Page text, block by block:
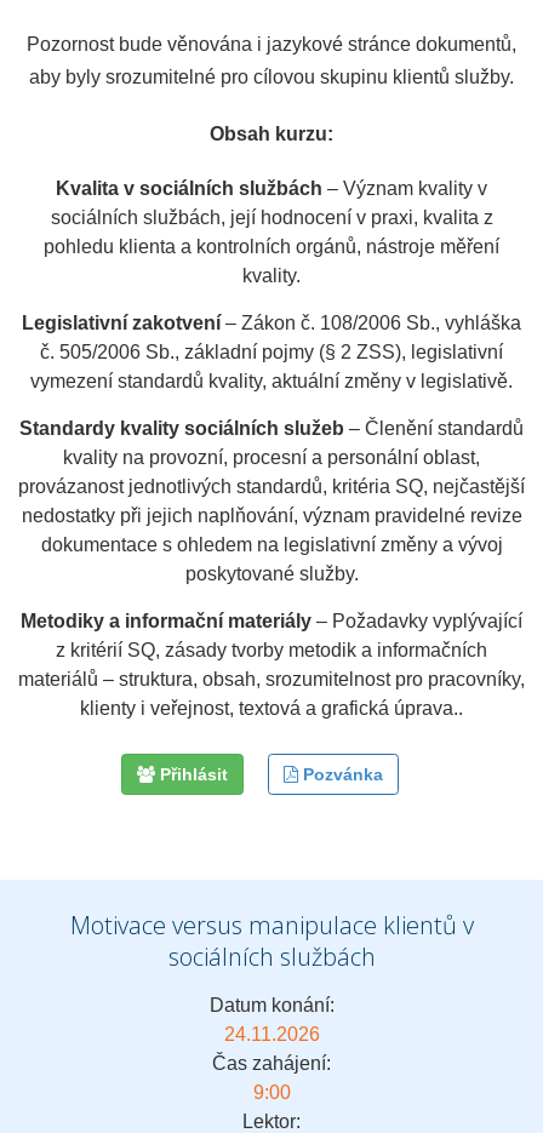
Pozornost bude věnována i jazykové stránce dokumentů,
aby byly srozumitelné pro cílovou skupinu klientů služby.
Obsah kurzu:
Kvalita v sociálních službách – Význam kvality v
sociálních službách, její hodnocení v praxi, kvalita z
pohledu klienta a kontrolních orgánů, nástroje měření
kvality.
Legislativní zakotvení – Zákon č. 108/2006 Sb., vyhláška
č. 505/2006 Sb., základní pojmy (§ 2 ZSS), legislativní
vymezení standardů kvality, aktuální změny v legislativě.
Standardy kvality sociálních služeb – Členění standardů
kvality na provozní, procesní a personální oblast,
provázanost jednotlivých standardů, kritéria SQ, nejčastější
nedostatky při jejich naplňování, význam pravidelné revize
dokumentace s ohledem na legislativní změny a vývoj
poskytované služby.
Metodiky a informační materiály – Požadavky vyplývající
z kritérií SQ, zásady tvorby metodik a informačních
materiálů – struktura, obsah, srozumitelnost pro pracovníky,
klienty i veřejnost, textová a grafická úprava..
Přihlásit Pozvánka
Motivace versus manipulace klientů v
sociálních službách
Datum konání:
24.11.2026
Čas zahájení:
9:00
Lektor: